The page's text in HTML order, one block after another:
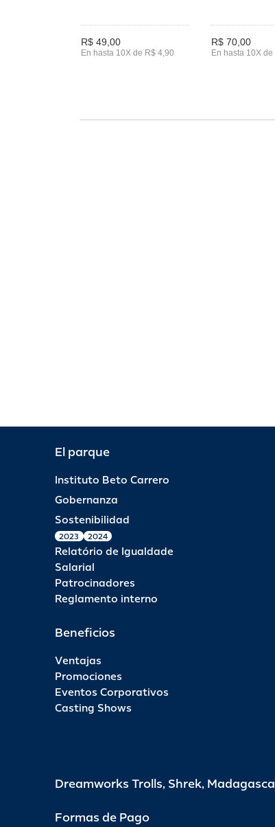
R$ 49,00
En hasta 10X de R$ 4,90
R$ 70,00
En hasta 10X de
El parque
Instituto Beto Carrero
Gobernanza
Sostenibilidad
2023 2024
Relatório de Igualdade
Salarial
Patrocinadores
Reglamento interno
Beneficios
Ventajas
Promociones
Eventos Corporativos
Casting Shows
Dreamworks Trolls, Shrek,
Formas de Pago